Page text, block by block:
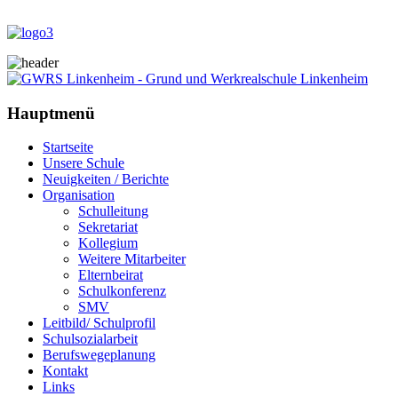
Hauptmenü
Startseite
Unsere Schule
Neuigkeiten / Berichte
Organisation
Schulleitung
Sekretariat
Kollegium
Weitere Mitarbeiter
Elternbeirat
Schulkonferenz
SMV
Leitbild/ Schulprofil
Schulsozialarbeit
Berufswegeplanung
Kontakt
Links